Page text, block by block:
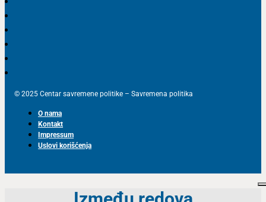
© 2025 Centar savremene politike – Savremena politika
O nama
Kontakt
Impressum
Uslovi korišćenja